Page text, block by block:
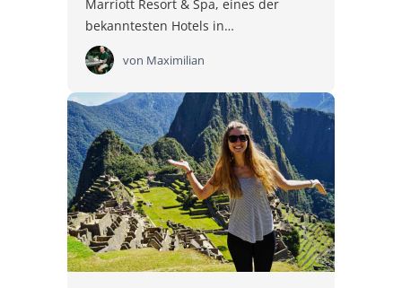
Marriott Resort & Spa, eines der
bekanntesten Hotels in…
von Maximilian